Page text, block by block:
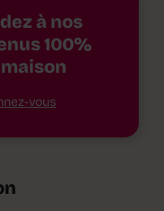
à nos
100%
vous